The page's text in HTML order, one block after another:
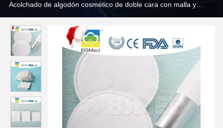
Acolchado de algodón cosmético de doble cara con malla y